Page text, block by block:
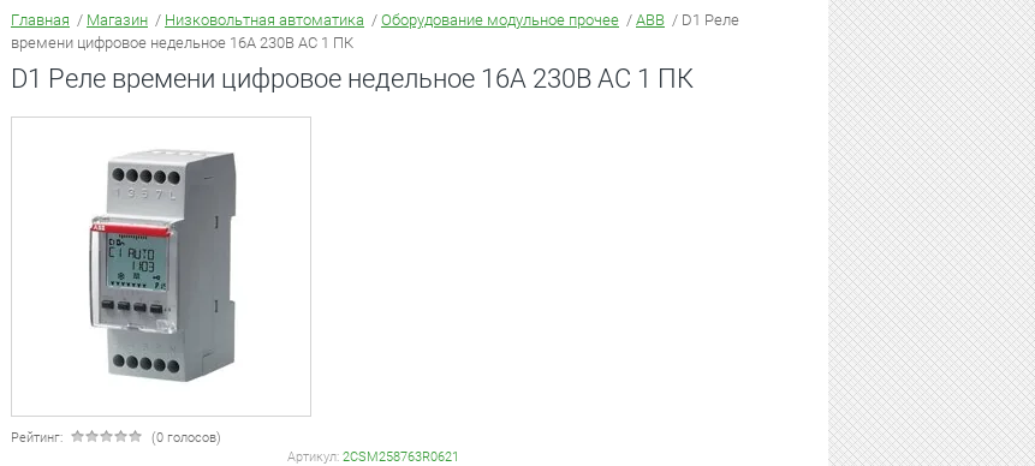
Главная / Магазин / Низковольтная автоматика / Оборудование модульное прочее / ABB / D1 Реле
времени цифровое недельное 16А 230В AC 1 ПК
D1 Реле времени цифровое недельное 16А 230В AC 1 ПК
Рейтинг:
(0 голосов)
Артикул: 2CSM258763R0621